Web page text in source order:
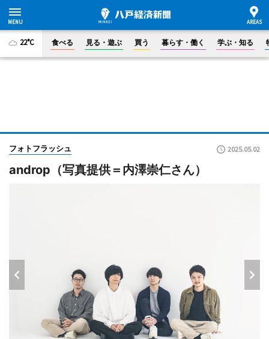
22°C 食べる 見る・遊ぶ 買う 暮らす・働く 学ぶ・知る
フォトフラッシュ 2025.05.02
androp（写真提供＝内澤崇仁さん）